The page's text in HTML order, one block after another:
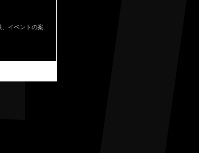
イベントの案